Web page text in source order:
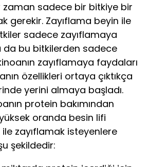
zaman sadece bir bitkiye bir
gerekir. Zayıflama beyin ile
sadece zayıflamaya
da bu bitkilerden sadece
zayıflamaya faydaları
özellikleri ortaya çıktıkça
yerini almaya başladı.
protein bakımından
oranda besin lifi
zayıflamak isteyenlere
şekildedir: